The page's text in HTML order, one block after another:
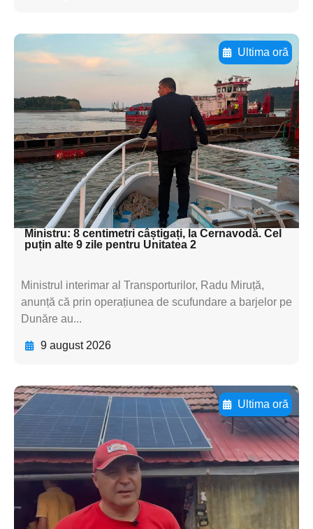
Ultima oră
Adaugă aici textul pentru
subtitluAdaugă aici
textul pentru
subtitluAdaugă aici
textul pentru
subtitluAdaugă aici
textul pentru subti
Ministru: 8 centimetri câștigați, la Cernavodă. Cel
puțin alte 9 zile pentru Unitatea 2
Ministrul interimar al Transporturilor, Radu Miruță,
anunță că prin operațiunea de scufundare a barjelor pe
Dunăre au...
9 august 2026
Ultima oră
Adaugă aici textul pentru
subtitluAdaugă aici
textul pentru
subtitluAdaugă aici
textul pentru